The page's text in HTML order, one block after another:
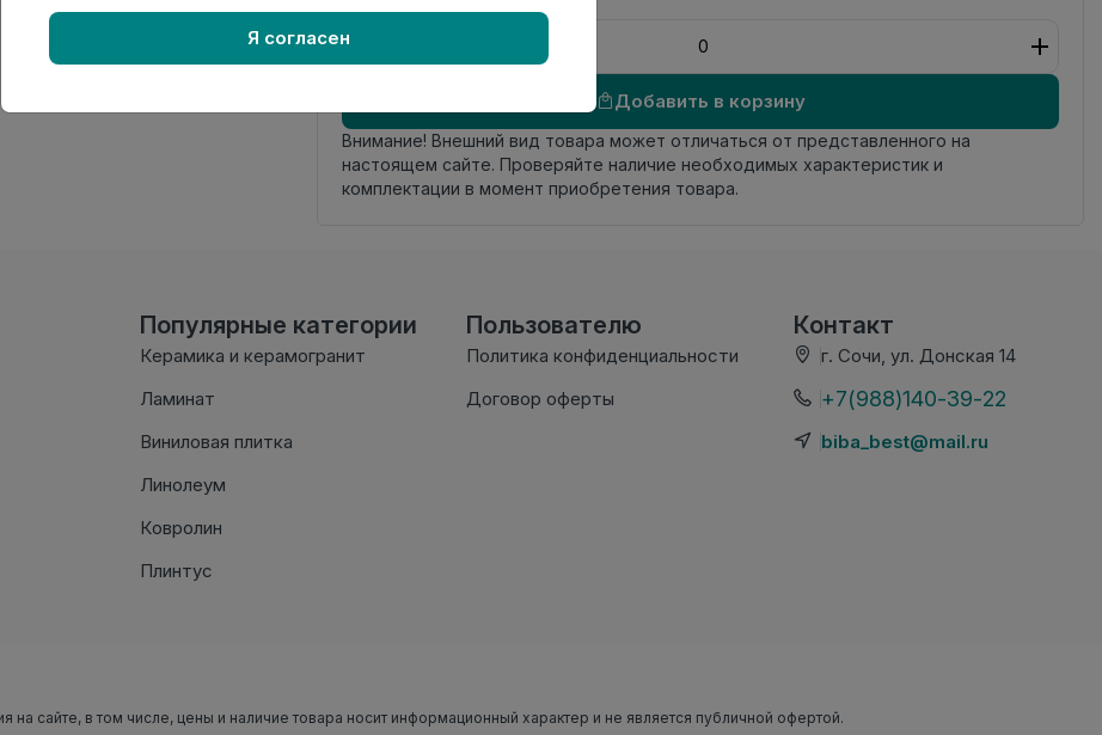
Добавить в корзину
Внимание! Внешний вид товара может отличаться от представленного на
настоящем сайте. Проверяйте наличие необходимых характеристик и
комплектации в момент приобретения товара.
Популярные категории
Керамика и керамогранит
Ламинат
Виниловая плитка
Линолеум
Ковролин
Плинтус
Пользователю
Политика конфиденциальности
Договор оферты
Контакт
г. Сочи, ул. Донская 14
+7(988)140-39-22
biba_best@mail.ru
на сайте, в том числе, цены и наличие товара носит информационный характер и не является публичной офертой.
Я согласен